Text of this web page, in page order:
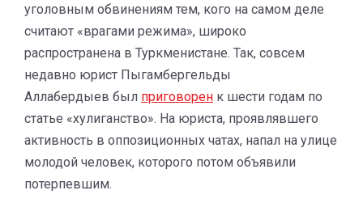
уголовным обвинениям тем, кого на самом деле
считают «врагами режима», широко
распространена в Туркменистане. Так, совсем
недавно юрист Пыгамбергельды
Аллабердыев был приговорен к шести годам по
статье «хулиганство». На юриста, проявлявшего
активность в оппозиционных чатах, напал на улице
молодой человек, которого потом объявили
потерпевшим.